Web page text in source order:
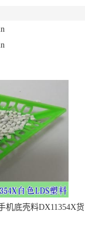
机底壳料DX11354X货